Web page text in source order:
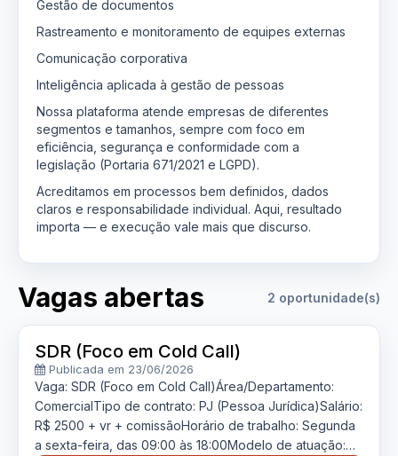
Gestão de documentos
Rastreamento e monitoramento de equipes externas
Comunicação corporativa
Inteligência aplicada à gestão de pessoas
Nossa plataforma atende empresas de diferentes
segmentos e tamanhos, sempre com foco em
eficiência, segurança e conformidade com a
legislação (Portaria 671/2021 e LGPD).
Acreditamos em processos bem definidos, dados
claros e responsabilidade individual. Aqui, resultado
importa — e execução vale mais que discurso.
Vagas abertas 2 oportunidade(s)
SDR (Foco em Cold Call)
Publicada em 23/06/2026
Vaga: SDR (Foco em Cold Call)Área/Departamento:
ComercialTipo de contrato: PJ (Pessoa Jurídica)Salário:
R$ 2500 + vr + comissãoHorário de trabalho: Segunda
a sexta-feira, das 09:00 às 18:00Modelo de atuação: